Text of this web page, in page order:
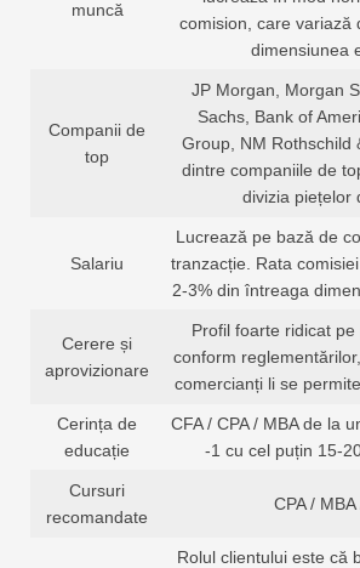
muncă
comision, care variază
dimensiunea
Companii de
top
JP Morgan, Morgan
Sachs, Bank of
Group, NM Rothschild
dintre companiile de
divizia piețelor
Salariu
Lucrează pe bază de
tranzacție. Rata
2-3% din întreaga
Cerere și
aprovizionare
Profil foarte ridicat pe
conform
comercianți li se
Cerința de
educație
CFA / CPA / MBA de la
-1 cu cel puțin 15-
Cursuri
recomandate
CPA /
Rolul clientului este că